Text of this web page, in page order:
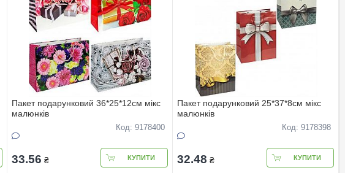
Пакет подарунковий 36*25*12см мiкс
малюнкiв
Код: 9178400
33.56 ₴ КУПИТИ
Пакет подарунковий 25*37*8см мiкс
малюнкiв
Код: 9178398
32.48 ₴ КУПИТИ